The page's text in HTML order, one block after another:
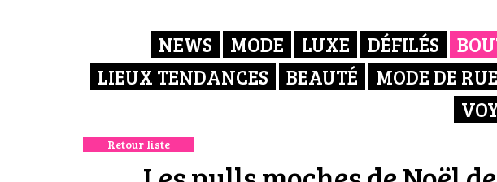
NEWS MODE LUXE DÉFILÉS
LIEUX TENDANCES
BEAUTÉ MODE DE RUE
Retour liste